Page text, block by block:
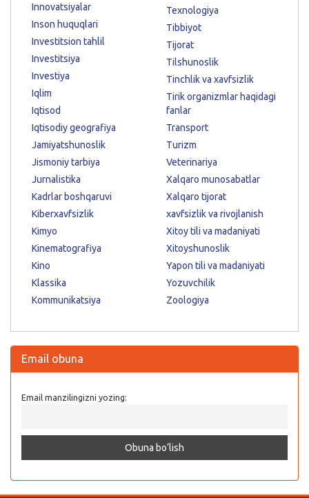
Innovatsiyalar
Inson huquqlari
Investitsion tahlil
Investitsiya
Investiya
Iqlim
Iqtisod
Iqtisodiy geografiya
Jamiyatshunoslik
Jismoniy tarbiya
Jurnalistika
Kadrlar boshqaruvi
Kiberxavfsizlik
Kimyo
Kinematografiya
Kino
Klassika
Kommunikatsiya
Texnologiya
Tibbiyot
Tijorat
Tilshunoslik
Tinchlik va xavfsizlik
Tirik organizmlar haqidagi
fanlar
Transport
Turizm
Veterinariya
Xalqaro munosabatlar
Xalqaro tijorat
xavfsizlik va rivojlanish
Xitoy tili va madaniyati
Xitoyshunoslik
Yapon tili va madaniyati
Yozuvchilik
Zoologiya
Email obuna
Email manzilingizni yozing: